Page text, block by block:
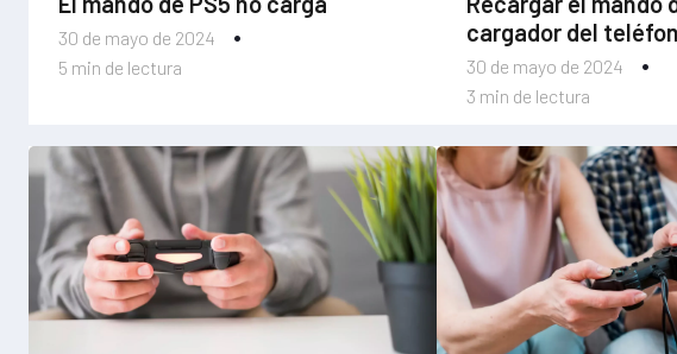
30 de mayo de 2024
5 min de lectura
30 de mayo de 2024
3 min de lectura
cargador del